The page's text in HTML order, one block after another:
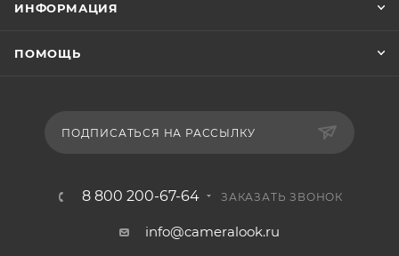
ИНФОРМАЦИЯ
ПОМОЩЬ
ПОДПИСАТЬСЯ НА РАССЫЛКУ
8 800 200-67-64 ЗАКАЗАТЬ ЗВОНОК
info@cameralook.ru